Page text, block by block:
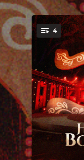
You're
4
.